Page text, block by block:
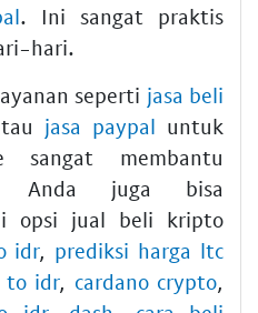
. Ini sangat praktis
hari.
seperti jasa beli
jasa paypal untuk
sangat membantu
Anda juga bisa
opsi jual beli kripto
idr, prediksi harga ltc
to idr, cardano crypto,